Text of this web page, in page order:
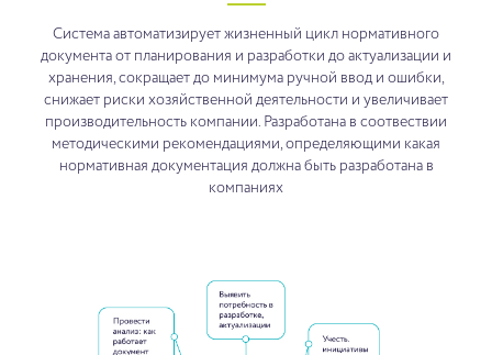
Система автоматизирует жизненный цикл нормативного
документа от планирования и разработки до актуализации и
хранения, сокращает до минимума ручной ввод и ошибки,
снижает риски хозяйственной деятельности и увеличивает
производительность компании. Разработана в соотвествии
методическими рекомендациями, определяющими какая
нормативная документация должна быть разработана в
компаниях